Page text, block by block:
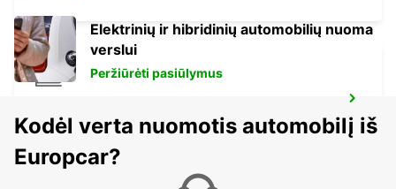
PERPIGNAN - FRANCE
Elektrinių ir hibridinių automobilių nuoma
verslui
Peržiūrėti pasiūlymus
Kodėl verta nuomotis automobilį iš
Europcar?